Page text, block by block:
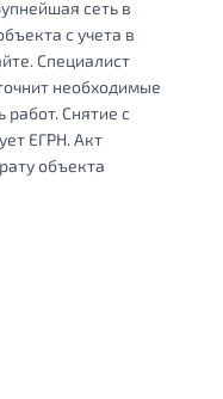
сеть в
с учета в
Специалист
необходимые
Снятие с
ЕГРН. Акт
объекта